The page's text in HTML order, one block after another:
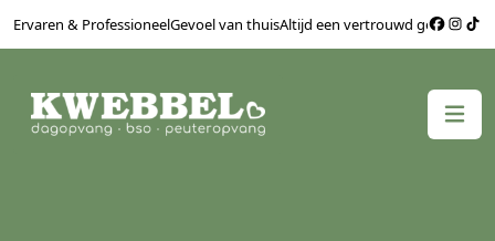
Ervaren & ProfessioneelGevoel van thuisAltijd een vertrouwd gezicht